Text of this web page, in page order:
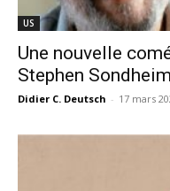
US
Une nouvelle
Stephen Sondheim
Didier C. Deutsch - 17 mars